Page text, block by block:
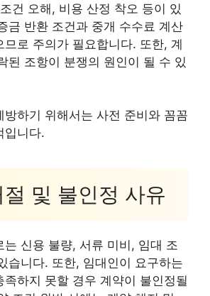
건 오해, 비용 산정 착오 등이 있
금 반환 조건과 중개 수수료 계산
므로 주의가 필요합니다. 또한, 계
된 조항이 분쟁의 원인이 될 수 있
방하기 위해서는 사전 준비와 꼼꼼
입니다.
및 불인정 사유
는 신용 불량, 서류 미비, 임대 조
습니다. 또한, 임대인이 요구하는
족하지 못할 경우 계약이 불인정될